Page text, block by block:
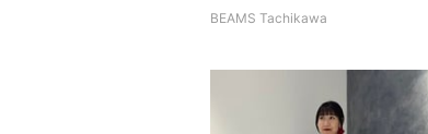
BEAMS Tachikawa